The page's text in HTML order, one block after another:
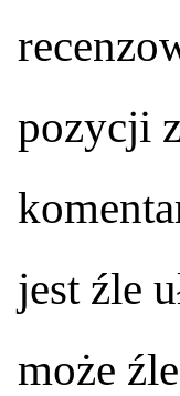
pozycji
jest źle
może